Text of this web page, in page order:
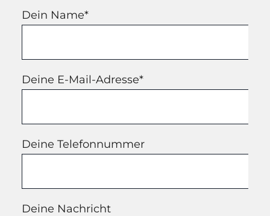
Dein Name*
Deine E-Mail-Adresse*
Deine Telefonnummer
Deine Nachricht